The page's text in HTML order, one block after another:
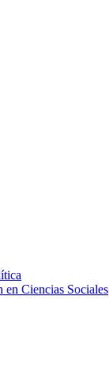
Ciencias Sociales